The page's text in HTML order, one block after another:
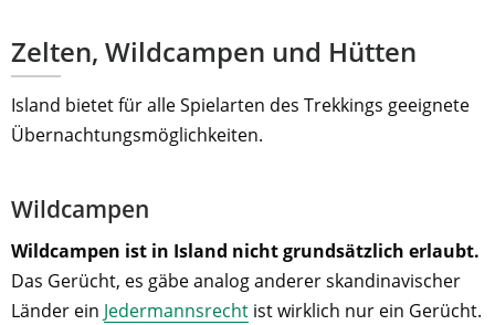
Zelten, Wildcampen und Hütten
Island bietet für alle Spielarten des Trekkings geeignete
Übernachtungsmöglichkeiten.
Wildcampen
Wildcampen ist in Island nicht grundsätzlich erlaubt.
Das Gerücht, es gäbe analog anderer skandinavischer
Länder ein Jedermannsrecht ist wirklich nur ein Gerücht.